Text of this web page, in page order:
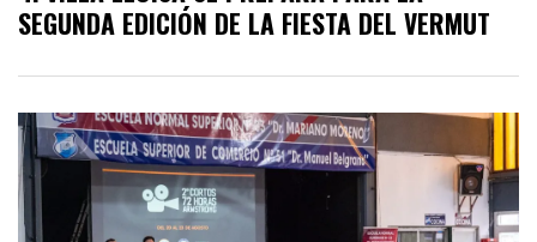
SEGUNDA EDICIÓN DE LA FIESTA DEL VERMUT